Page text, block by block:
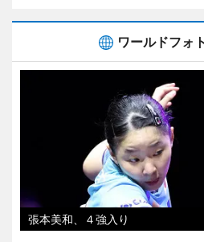
ワールドフォ
張本美和、４強入り